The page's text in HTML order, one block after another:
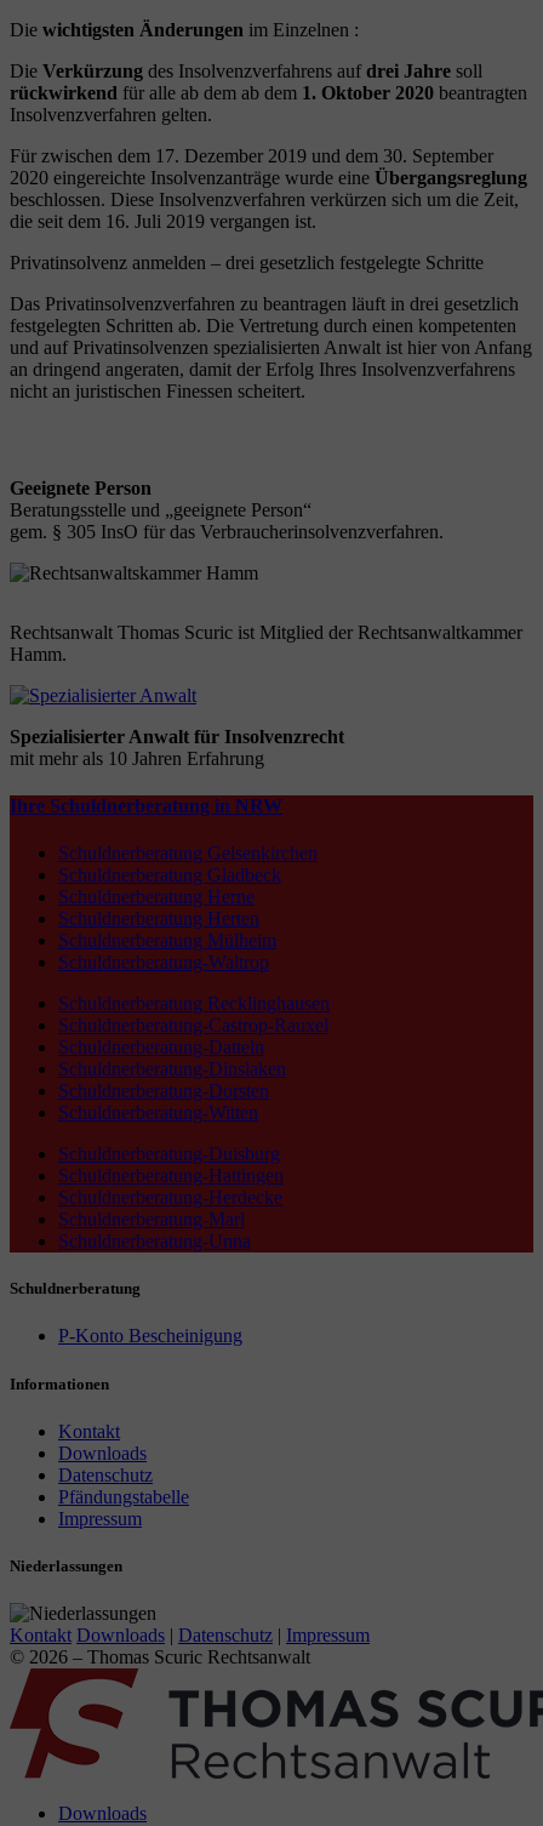
Die wichtigsten Änderungen im Einzelnen :
Die Verkürzung des Insolvenzverfahrens aufdrei Jahre soll
rückwirkend für alle ab dem ab dem 1. Oktober 2020 beantragten
Insolvenzverfahren gelten.
Für zwischen dem 17. Dezember 2019 und dem 30. September
2020 eingereichte Insolvenzanträge wurde eine Übergangsreglung
beschlossen. Diese Insolvenzverfahren verkürzen sich um die Zeit,
die seit dem 16. Juli 2019 vergangen ist.
Privatinsolvenz anmelden – drei gesetzlich festgelegte Schritte
Das Privatinsolvenzverfahren zu beantragen läuft in drei gesetzlich
festgelegten Schritten ab. Die Vertretung durch einen kompetenten
und auf Privatinsolvenzen spezialisierten Anwalt ist hier von Anfang
an dringend angeraten, damit der Erfolg Ihres Insolvenzverfahrens
nicht an juristischen Finessen scheitert.
Geeignete Person
Beratungsstelle und „geeignete Person“
gem. § 305 InsO für das Verbraucherinsolvenzverfahren.
Rechtsanwalt Thomas Scuric ist Mitglied der Rechtsanwaltkammer
Hamm.
Spezialisierter Anwalt für Insolvenzrecht
mit mehr als 10 Jahren Erfahrung
Ihre Schuldnerberatung in NRW
Schuldnerberatung Gelsenkirchen
Schuldnerberatung Gladbeck
Schuldnerberatung Herne
Schuldnerberatung Herten
Schuldnerberatung Mülheim
Schuldnerberatung-Waltrop
Schuldnerberatung Recklinghausen
Schuldnerberatung-Castrop-Rauxel
Schuldnerberatung-Datteln
Schuldnerberatung-Dinslaken
Schuldnerberatung-Dorsten
Schuldnerberatung-Witten
Schuldnerberatung-Duisburg
Schuldnerberatung-Hattingen
Schuldnerberatung-Herdecke
Schuldnerberatung-Marl
Schuldnerberatung-Unna
Schuldnerberatung
P-Konto Bescheinigung
Informationen
Kontakt
Downloads
Datenschutz
Pfändungstabelle
Impressum
Niederlassungen
Kontakt Downloads | Datenschutz | Impressum
© 2026 – Thomas Scuric Rechtsanwalt
Downloads